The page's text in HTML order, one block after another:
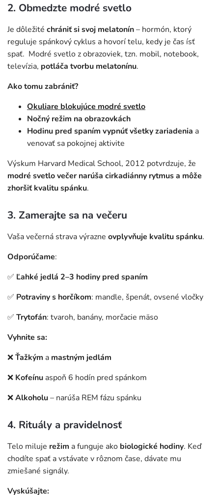
2. Obmedzte modré svetlo
Je dôležité chrániť si svoj melatonín– hormón, ktorý
reguluje spánkový cyklus a hovorí telu, kedy je čas ísť
spať. Modré svetlo z obrazoviek, tzn. mobil, notebook,
televízia, potláča tvorbu melatonínu.
Ako tomu zabrániť?
Okuliare blokujúce modré svetlo
Nočný režim na obrazovkách
Hodinu pred spaním vypnúť všetky zariadenia a
venovať sa pokojnej aktivite
Výskum Harvard Medical School, 2012 potvrdzuje, že
modré svetlo večer narúša cirkadiánny rytmus a môže
zhoršiť kvalitu spánku.
3. Zamerajte sa na večeru
Vaša večerná strava výrazne ovplyvňuje kvalitu spánku.
Odporúčame:
✅ Ľahké jedlá 2–3 hodiny pred spaním
✅ Potraviny s horčíkom: mandle, špenát, ovsené vločky
✅ Trytofán: tvaroh, banány, morčacie mäso
Vyhnite sa:
❌Ťažkým a mastným jedlám
❌ Kofeínu aspoň 6 hodín pred spánkom
❌Alkoholu– narúša REM fázu spánku
4. Rituály a pravidelnosť
Telo miluje režim a funguje ako biologické hodiny. Keď
chodíte spať a vstávate v rôznom čase, dávate mu
zmiešané signály.
Vyskúšajte: